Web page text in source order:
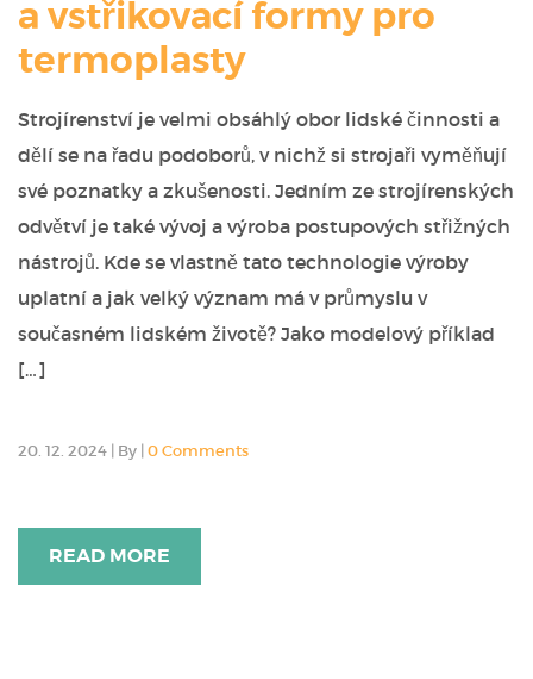
a vstřikovací formy pro
termoplasty
Strojírenství je velmi obsáhlý obor lidské činnosti a
dělí se na řadu podoborů, v nichž si strojaři vyměňují
své poznatky a zkušenosti. Jedním ze strojírenských
odvětví je také vývoj a výroba postupových střižných
nástrojů. Kde se vlastně tato technologie výroby
uplatní a jak velký význam má v průmyslu v
současném lidském životě? Jako modelový příklad
[…]
20. 12. 2024 | By | 0 Comments
READ MORE